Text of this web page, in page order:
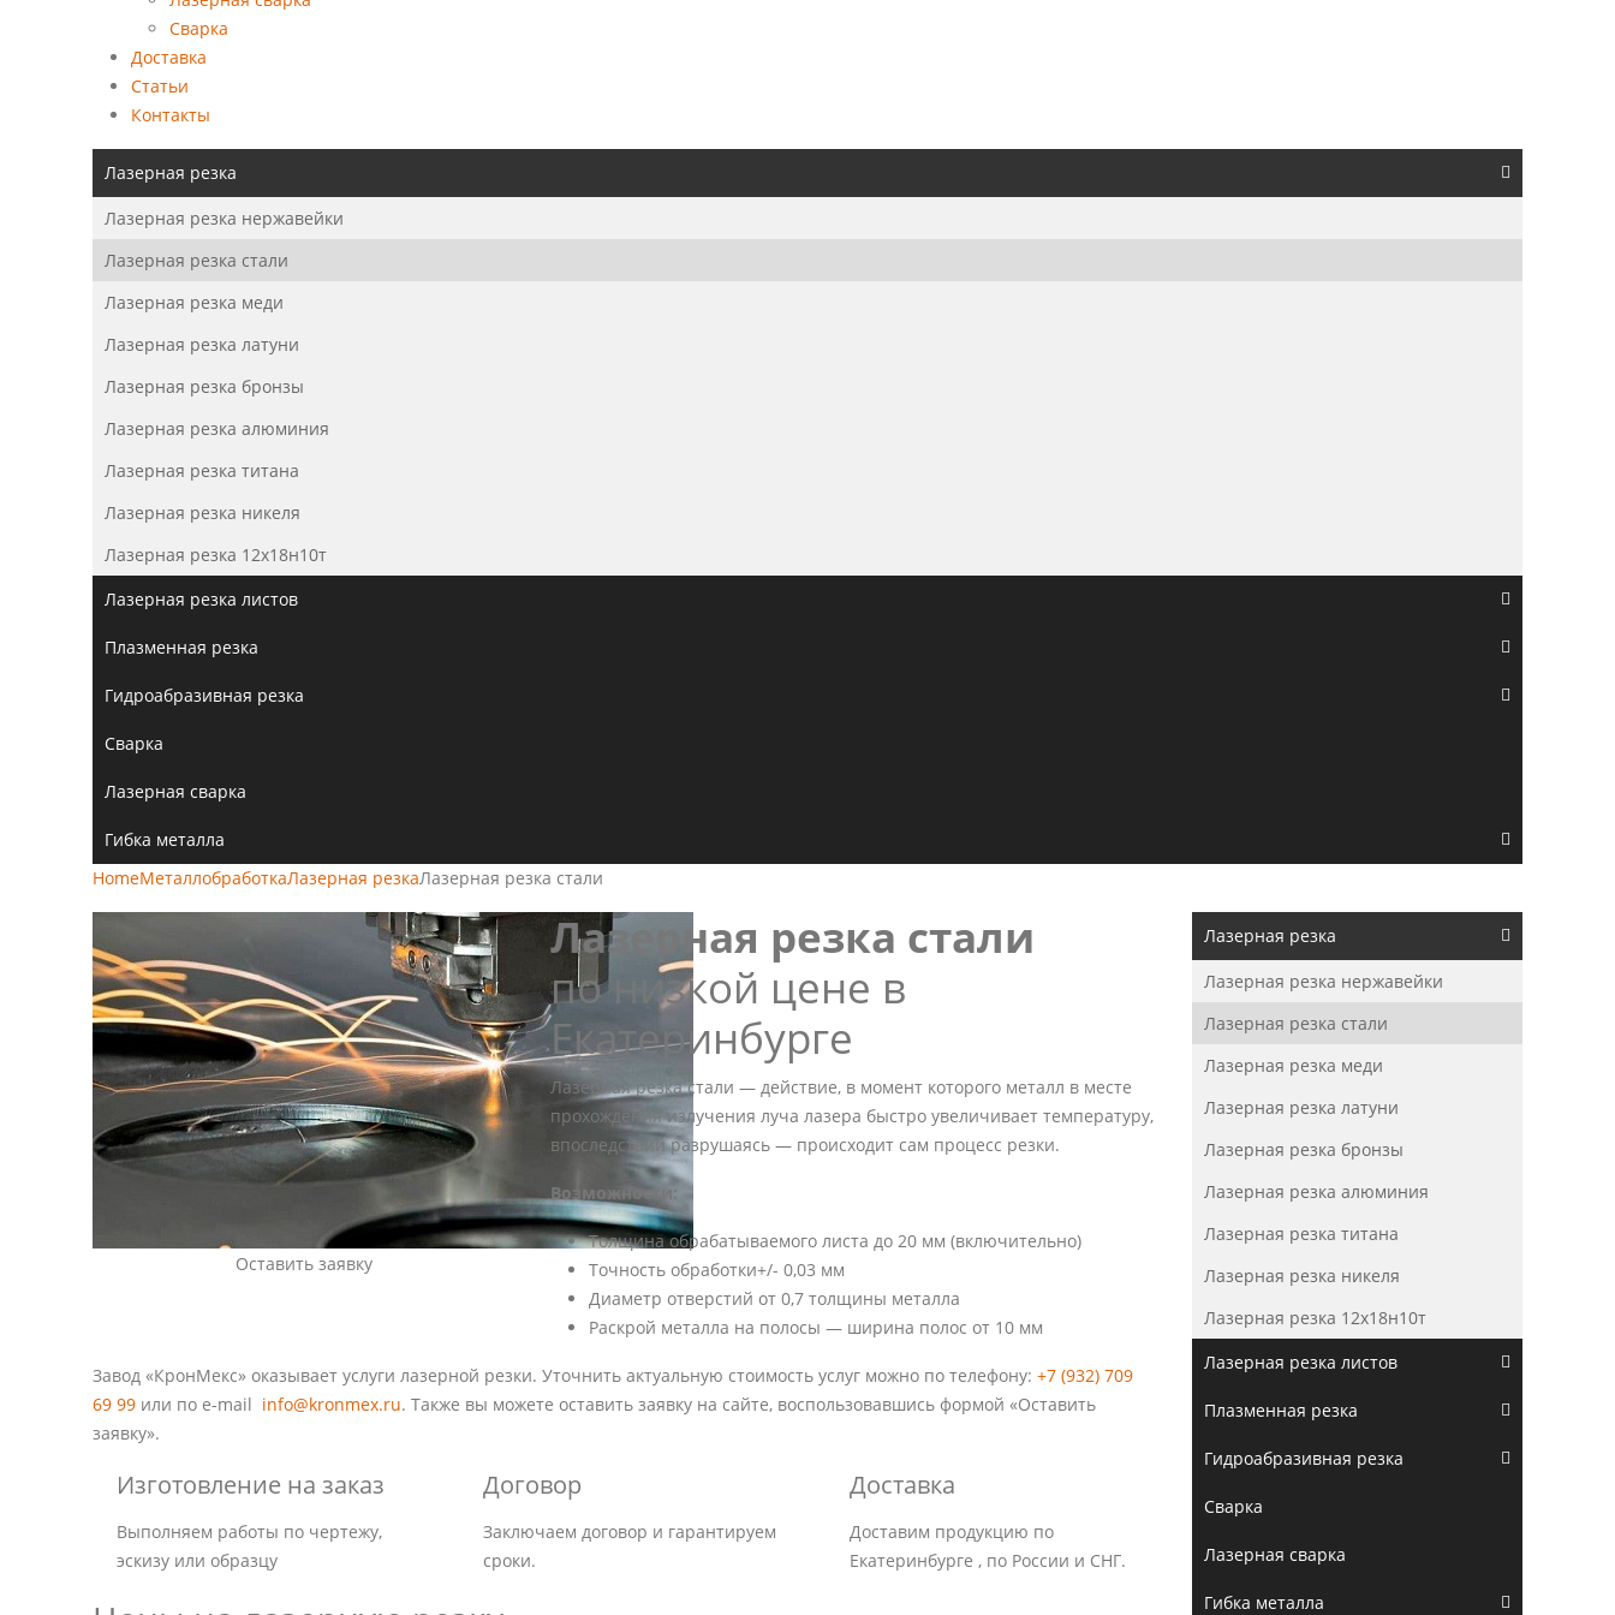
Сварка
Доставка
Статьи
Контакты
Лазерная резка
Лазерная резка нержавейки
Лазерная резка стали
Лазерная резка меди
Лазерная резка латуни
Лазерная резка бронзы
Лазерная резка алюминия
Лазерная резка титана
Лазерная резка никеля
Лазерная резка 12х18н10т
Лазерная резка листов
Плазменная резка
Гидроабразивная резка
Сварка
Лазерная сварка
Гибка металла
HomeМеталлобработкаЛазерная резкаЛазерная резка стали
Оставить заявку
Лазерная резка стали
по низкой цене в
Екатеринбурге
Лазерная резка стали — действие, в момент которого металл в месте
прохождения излучения луча лазера быстро увеличивает температуру,
впоследствии разрушаясь — происходит сам процесс резки.
Возможности:
Толщина обрабатываемого листа до 20 мм (включительно)
Точность обработки+/- 0,03 мм
Диаметр отверстий от 0,7 толщины металла
Раскрой металла на полосы — ширина полос от 10 мм
Завод «КронМекс» оказывает услуги лазерной резки. Уточнить актуальную стоимость услуг можно по телефону: +7 (932) 709
69 99 или по e-mail info@kronmex.ru. Также вы можете оставить заявку на сайте, воспользовавшись формой «Оставить
заявку».
Изготовление на заказ
Выполняем работы по чертежу,
эскизу или образцу
Договор
Заключаем договор и гарантируем
сроки.
Доставка
Доставим продукцию по
Екатеринбурге , по России и СНГ.
Лазерная резка
Лазерная резка нержавейки
Лазерная резка стали
Лазерная резка меди
Лазерная резка латуни
Лазерная резка бронзы
Лазерная резка алюминия
Лазерная резка титана
Лазерная резка никеля
Лазерная резка 12х18н10т
Лазерная резка листов
Плазменная резка
Гидроабразивная резка
Сварка
Лазерная сварка
Гибка металла